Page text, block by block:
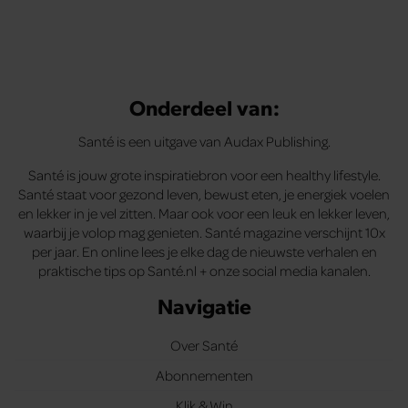
Onderdeel van:
Santé is een uitgave van Audax Publishing.
Santé is jouw grote inspiratiebron voor een healthy lifestyle.
Santé staat voor gezond leven, bewust eten, je energiek voelen
en lekker in je vel zitten. Maar ook voor een leuk en lekker leven,
waarbij je volop mag genieten. Santé magazine verschijnt 10x
per jaar. En online lees je elke dag de nieuwste verhalen en
praktische tips op Santé.nl + onze social media kanalen.
Navigatie
Over Santé
Abonnementen